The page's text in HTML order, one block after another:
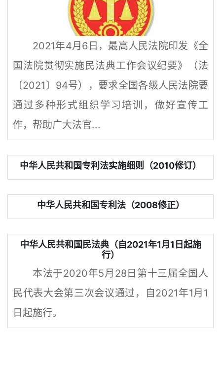
2021年4月6日，最高人民法院印发《全
国法院贯彻实施民法典工作会议纪要》（法
〔2021〕94号），要求全国各级人民法院要
通过多种形式组织学习培训，做好宣传工
作，帮助广大法官...
中华人民共和国专利法实施细则（2010修订）
中华人民共和国专利法（2008修正）
中华人民共和国民法典（自2021年1月1日起施
行）
本法于2020年5月28日第十三届全国人
民代表大会第三次会议通过，自2021年1月1
日起施行。